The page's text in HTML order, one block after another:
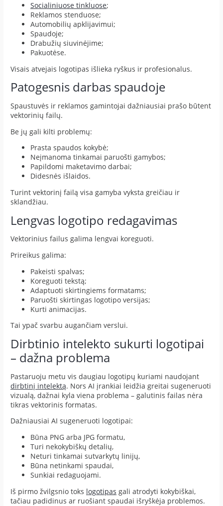
Socialiniuose tinkluose;
Reklamos stenduose;
Automobilių apklijavimui;
Spaudoje;
Drabužių siuvinėjime;
Pakuotėse.
Visais atvejais logotipas išlieka ryškus ir profesionalus.
Patogesnis darbas spaudoje
Spaustuvės ir reklamos gamintojai dažniausiai prašo būtent
vektorinių failų.
Be jų gali kilti problemų:
Prasta spaudos kokybė;
Neįmanoma tinkamai paruošti gamybos;
Papildomi maketavimo darbai;
Didesnės išlaidos.
Turint vektorinį failą visa gamyba vyksta greičiau ir
sklandžiau.
Lengvas logotipo redagavimas
Vektorinius failus galima lengvai koreguoti.
Prireikus galima:
Pakeisti spalvas;
Koreguoti tekstą;
Adaptuoti skirtingiems formatams;
Paruošti skirtingas logotipo versijas;
Kurti animacijas.
Tai ypač svarbu augančiam verslui.
Dirbtinio intelekto sukurti logotipai
– dažna problema
Pastaruoju metu vis daugiau logotipų kuriami naudojant
dirbtinį intelektą. Nors AI įrankiai leidžia greitai sugeneruoti
vizualą, dažnai kyla viena problema – galutinis failas nėra
tikras vektorinis formatas.
Dažniausiai AI sugeneruoti logotipai:
Būna PNG arba JPG formatu,
Turi nekokybiškų detalių,
Neturi tinkamai sutvarkytų linijų,
Būna netinkami spaudai,
Sunkiai redaguojami.
Iš pirmo žvilgsnio toks logotipas gali atrodyti kokybiškai,
tačiau padidinus ar ruošiant spaudai išryškėja problemos.